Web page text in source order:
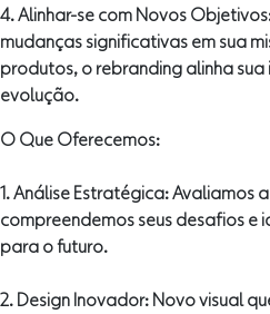
4. Alinhar-se com Novos
mudanças significativas em sua
produtos, o rebranding alinha
evolução.
O Que Oferecemos:
1. Análise Estratégica: Avaliamos
compreendemos seus desafios
para o futuro.
2. Design Inovador: Novo visual